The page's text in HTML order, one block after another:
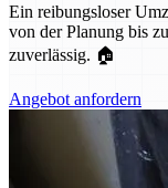
Ein reibungsloser
von der Planung bis
zuverlässig. 🏠
Angebot anfordern